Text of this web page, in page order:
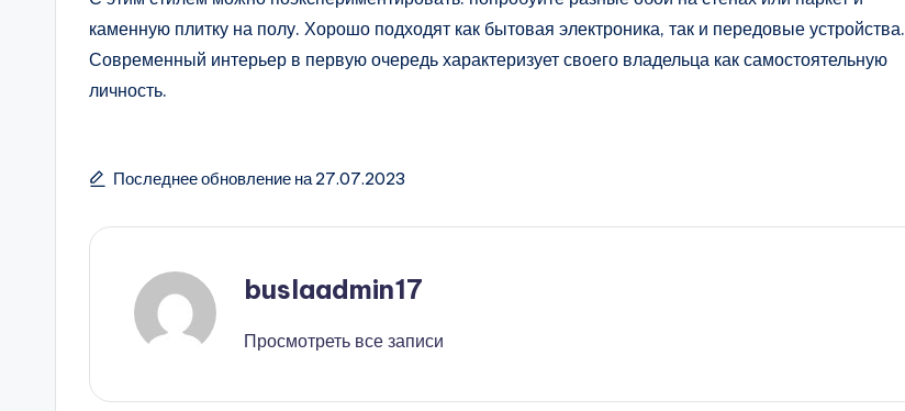
каменную плитку на полу. Хорошо подходят как бытовая электроника, так и передовые устройства.
Современный интерьер в первую очередь характеризует своего владельца как самостоятельную
личность.
Последнее обновление на 27.07.2023
buslaadmin17
Просмотреть все записи